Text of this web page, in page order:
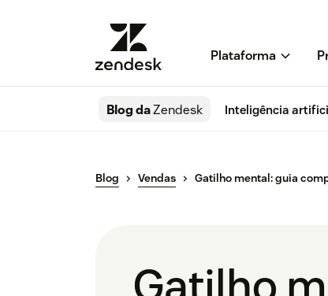
Plataforma
Blog daZendesk Inteligência
Blog Vendas Gatilho mental: guia